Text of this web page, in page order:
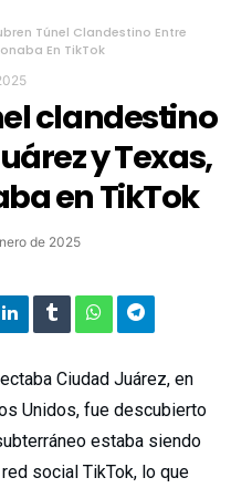
Túnel Clandestino Entre
En TikTok
clandestino
y Texas,
en TikTok
de 2025
Ciudad Juárez, en
Unidos, fue descubierto
estaba siendo
social TikTok, lo que